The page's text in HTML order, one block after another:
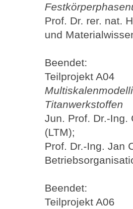
Prof. Dr. rer. nat.
und
Beendet:
Teilprojekt A04
Titanwerkstoffen
Jun. Prof. Dr.-Ing.
(LTM);
Prof. Dr.-Ing. Jan
Beendet:
Teilprojekt A06